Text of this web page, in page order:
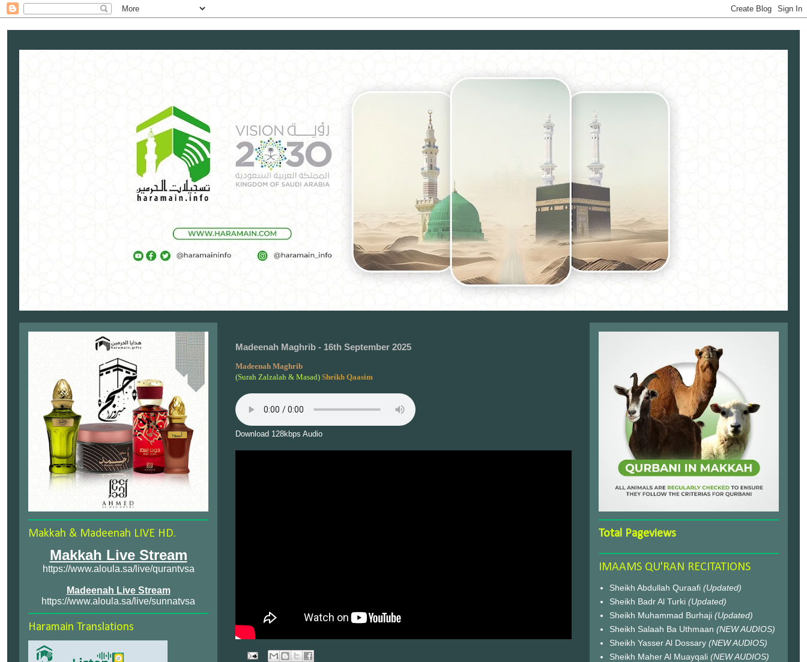
Madeenah Maghrib - 16th September 2025
Madeenah Maghrib
(Surah Zalzalah & Masad) Sheikh Qaasim
Download 128kbps Audio
Makkah & Madeenah LIVE HD.
Makkah Live Stream
https://www.aloula.sa/live/qurantvsa
Madeenah Live Stream
https://www.aloula.sa/live/sunnatvsa
Haramain Translations
Total Pageviews
IMAAMS QU'RAN RECITATIONS
Sheikh Abdullah Quraafi (Updated)
Sheikh Badr Al Turki (Updated)
Sheikh Muhammad Burhaji (Updated)
Sheikh Salaah Ba Uthmaan (NEW AUDIOS)
Sheikh Yasser Al Dossary (NEW AUDIOS)
Sheikh Maher Al Muayqali (NEW AUDIOS)